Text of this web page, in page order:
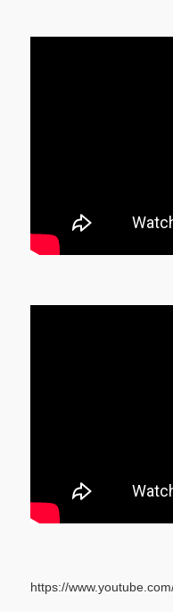
https://